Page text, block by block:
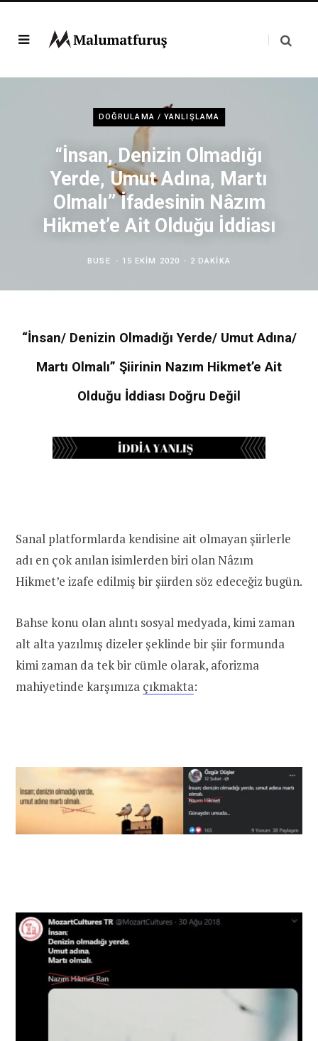
DOĞRULAMA / YANLIŞLAMA
“İnsan, Denizin Olmadığı
Yerde, Umut Adına, Martı
Olmalı” İfadesinin Nâzım
Hikmet’e Ait Olduğu İddiası
BUSE 15 EKIM 2020 2 DAKIKA
“İnsan/ Denizin Olmadığı Yerde/ Umut Adına/
Martı Olmalı” Şiirinin Nazım Hikmet’e Ait
Olduğu İddiası Doğru Değil
Sanal platformlarda kendisine ait olmayan şiirlerle
adı en çok anılan isimlerden biri olan Nâzım
Hikmet’e izafe edilmiş bir şiirden söz edeceğiz bugün.
Bahse konu olan alıntı sosyal medyada, kimi zaman
alt alta yazılmış dizeler şeklinde bir şiir formunda
kimi zaman da tek bir cümle olarak, aforizma
mahiyetinde karşımıza çıkmakta: